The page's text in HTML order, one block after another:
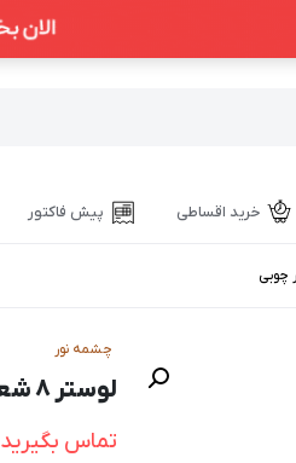
خرید اقساطی پیش فاکتور
چوبی
چشمه نور
لوستر ۸ شعله چشمه نور کد G560/5-3-BR
تماس بگیرید